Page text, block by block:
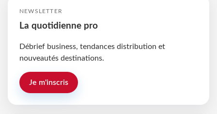
NEWSLETTER
La quotidienne pro
Débrief business, tendances distribution et
nouveautés destinations.
Je m'inscris